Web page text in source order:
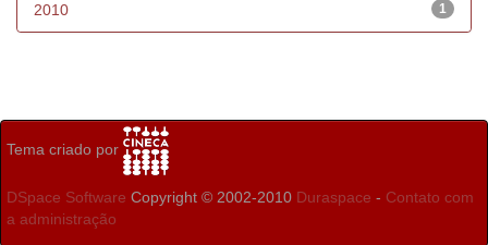
1
2010
Tema criado por
DSpace Software Copyright © 2002-2010 Duraspace - Contato com
a administração